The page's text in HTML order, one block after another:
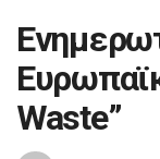
Waste”